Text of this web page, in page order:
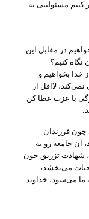
مسئولیتی به
در مقابل این
نگاه کنیم؟
خدا بخواهیم و
لااقل از
با عزت عطا کن
چون فرزندان
آن جامعه رو به
شهادت تزریق خون
می‌بخشد،
ما می‌شود. خداوند